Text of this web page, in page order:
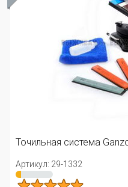
Точильная система
Артикул: 29-1332